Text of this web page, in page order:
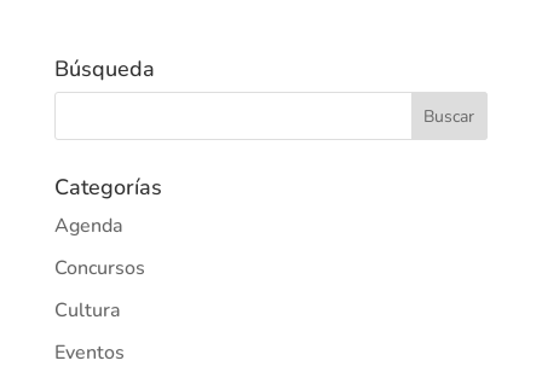
Búsqueda
Categorías
Agenda
Concursos
Cultura
Eventos